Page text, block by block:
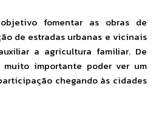
fomentar as obras de
de estradas urbanas e vicinais
a agricultura familiar. De
importante poder ver um
chegando às cidades